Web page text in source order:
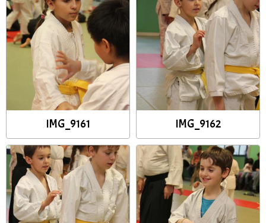
IMG_9161 IMG_9162